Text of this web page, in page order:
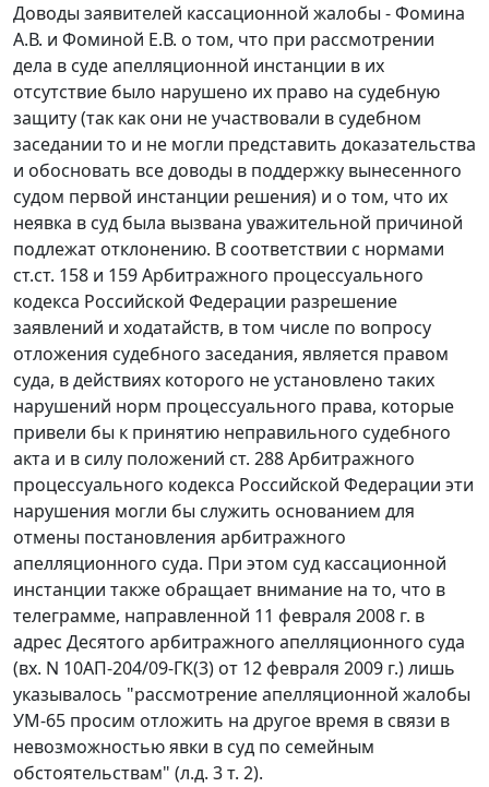
Доводы заявителей кассационной жалобы - Фомина
А.В. и Фоминой Е.В. о том, что при рассмотрении
дела в суде апелляционной инстанции в их
отсутствие было нарушено их право на судебную
защиту (так как они не участвовали в судебном
заседании то и не могли представить доказательства
и обосновать все доводы в поддержку вынесенного
судом первой инстанции решения) и о том, что их
неявка в суд была вызвана уважительной причиной
подлежат отклонению. В соответствии с нормами
ст.ст. 158 и 159Арбитражного процессуального
кодекса Российской Федерации разрешение
заявлений и ходатайств, в том числе по вопросу
отложения судебного заседания, является правом
суда, в действиях которого не установлено таких
нарушений норм процессуального права, которые
привели бы к принятию неправильного судебного
акта и в силу положений ст. 288Арбитражного
процессуального кодекса Российской Федерации эти
нарушения могли бы служить основанием для
отмены постановления арбитражного
апелляционного суда. При этом суд кассационной
инстанции также обращает внимание на то, что в
телеграмме, направленной 11 февраля 2008 г. в
адрес Десятого арбитражного апелляционного суда
(вх. N 10АП-204/09-ГК(3) от 12 февраля 2009 г.) лишь
указывалось "рассмотрение апелляционной жалобы
УМ-65 просим отложить на другое время в связи в
невозможностью явки в суд по семейным
обстоятельствам" (л.д. 3 т. 2).